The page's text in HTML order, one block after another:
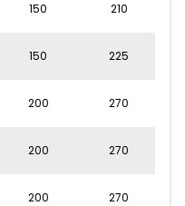
150 210
150 225
200 270
200 270
200 270